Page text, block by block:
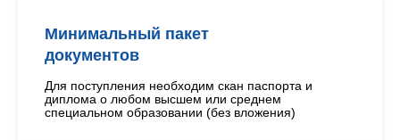
Минимальный пакет
документов
Для поступления необходим скан паспорта и
диплома о любом высшем или среднем
специальном образовании (без вложения)